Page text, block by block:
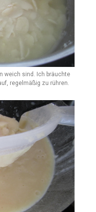
weich sind. Ich bräuchte
regelmäßig zu rühren.